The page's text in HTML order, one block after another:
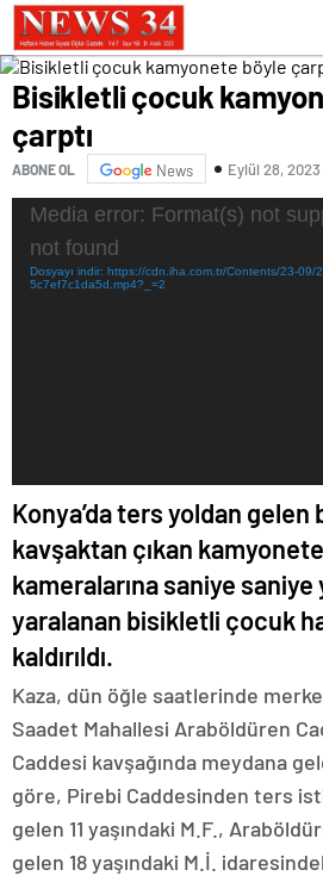
Bisikletli çocuk
çarptı
ABONE OL News Eylül 28, 2023
Video
Media error: Format(s) not
not found
Dosyayı indir: https://cdn.iha.com.tr/Contents/23-
5c7ef7c1da5d.mp4?_=2
Konya’da ters yoldan gelen
kavşaktan çıkan
kameralarına saniye saniye
yaralanan bisikletli çocuk
kaldırıldı.
Kaza, dün öğle saatlerinde
Saadet Mahallesi Araböldüren
Caddesi kavşağında meydana
göre, Pirebi Caddesinden ters
gelen 11 yaşındaki M.F.,
gelen 18 yaşındaki M.İ.